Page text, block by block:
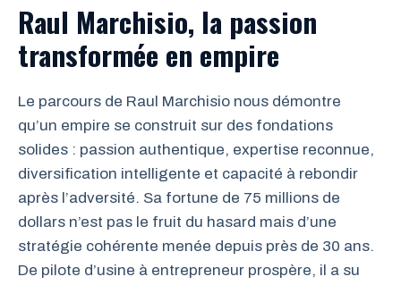
Raul Marchisio, la passion
transformée en empire
Le parcours de Raul Marchisio nous démontre
qu’un empire se construit sur des fondations
solides : passion authentique, expertise reconnue,
diversification intelligente et capacité à rebondir
après l’adversité. Sa fortune de 75 millions de
dollars n’est pas le fruit du hasard mais d’une
stratégie cohérente menée depuis près de 30 ans.
De pilote d’usine à entrepreneur prospère, il a su